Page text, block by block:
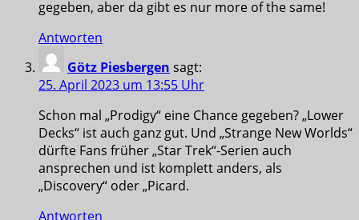
gegeben, aber da gibt es nur more of the same!
Antworten
Götz Piesbergen sagt:
25. April 2023 um 13:55 Uhr
Schon mal „Prodigy“ eine Chance gegeben? „Lower
Decks“ ist auch ganz gut. Und „Strange New Worlds“
dürfte Fans früher „Star Trek“-Serien auch
ansprechen und ist komplett anders, als
„Discovery“ oder „Picard.
Antworten